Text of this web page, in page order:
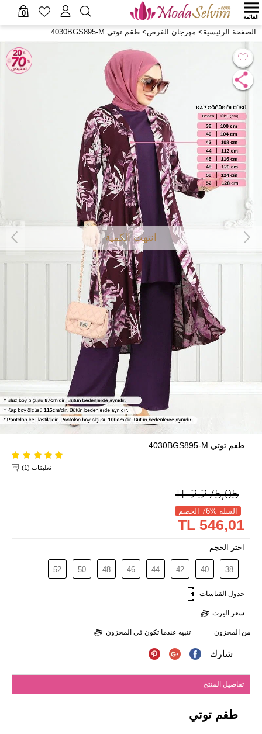
0 القائمة
الصفحة الرئيسية> مهرجان الفرص> طقم توتي 4030BGS895-M
انتهت الكمية
طقم توتي 4030BGS895-M
تعليقات (1)
2.275,05
TL
السلة %76 الخصم
546,01 TL
اختر الحجم
38
40
42
44
46
48
50
52
جدول القياسات
سعر اليرت
من المخزون تنبيه عندما تكون في المخزون
شارك
تفاصيل المنتج
طقم توتي